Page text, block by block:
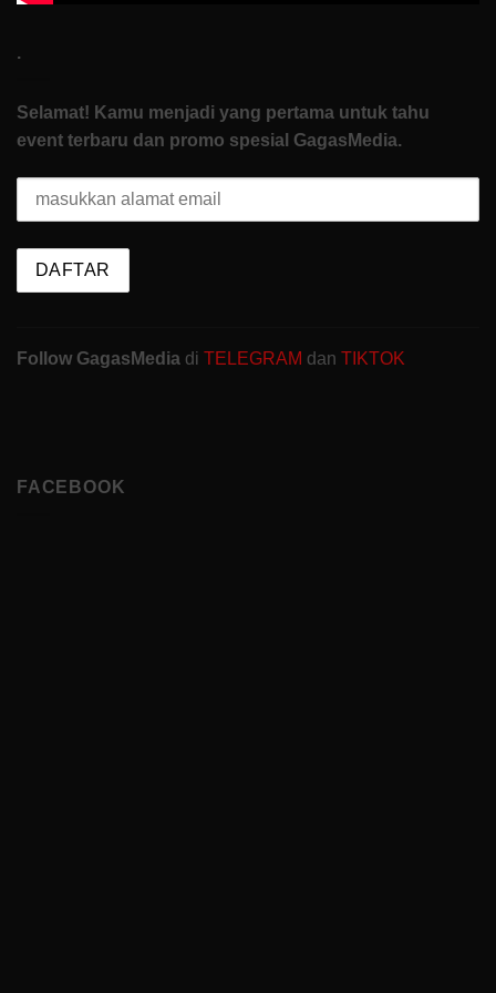
.
Selamat! Kamu menjadi yang pertama untuk tahu
event terbaru dan promo spesial GagasMedia.
Follow GagasMedia di TELEGRAM dan TIKTOK
FACEBOOK